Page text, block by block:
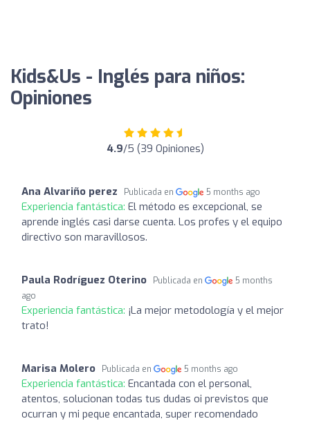
Kids&Us - Inglés para niños:
Opiniones
4.9/5 (39 Opiniones)
Ana Alvariño perez Publicada en 5 months ago
Experiencia fantástica: El método es excepcional, se
aprende inglés casi darse cuenta. Los profes y el equipo
directivo son maravillosos.
Paula Rodríguez Oterino Publicada en
5 months
ago
Experiencia fantástica: ¡La mejor metodología y el mejor
trato!
Marisa Molero Publicada en 5 months ago
Experiencia fantástica: Encantada con el personal,
atentos, solucionan todas tus dudas oi previstos que
ocurran y mi peque encantada, super recomendado